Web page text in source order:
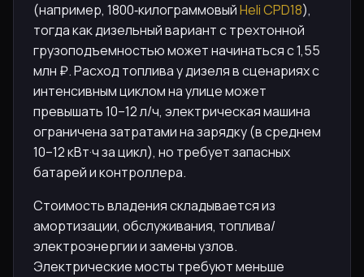
(например, 1800‑килограммовыйHeli CPD18),
тогда как дизельный вариант с трехтонной
грузоподъемностью может начинаться с 1,55
млн ₽. Расход топлива у дизеля в сценариях с
интенсивным циклом на улице может
превышать 10–12 л/ч, электрическая машина
ограничена затратами на зарядку (в среднем
10–12 кВт·ч за цикл), но требует запасных
батарей и контроллера.
Стоимость владения складывается из
амортизации, обслуживания, топлива/
электроэнергии и замены узлов.
Электрические мосты требуют меньше